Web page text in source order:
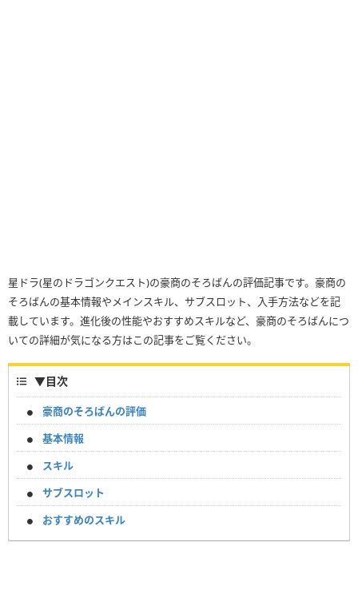
星ドラ(星のドラゴンクエスト)の豪商のそろばんの評価記事です。豪商の
そろばんの基本情報やメインスキル、サブスロット、入手方法などを記
載しています。進化後の性能やおすすめスキルなど、豪商のそろばんにつ
いての詳細が気になる方はこの記事をご覧ください。
▼目次
豪商のそろばんの評価
基本情報
スキル
サブスロット
おすすめのスキル